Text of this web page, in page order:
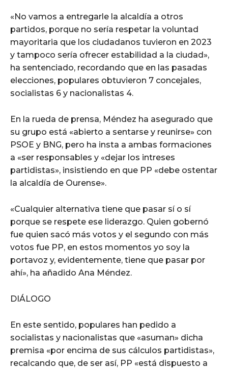
«No vamos a entregarle la alcaldía a otros
partidos, porque no sería respetar la voluntad
mayoritaria que los ciudadanos tuvieron en 2023
y tampoco sería ofrecer estabilidad a la ciudad»,
ha sentenciado, recordando que en las pasadas
elecciones, populares obtuvieron 7 concejales,
socialistas 6 y nacionalistas 4.
En la rueda de prensa, Méndez ha asegurado que
su grupo está «abierto a sentarse y reunirse» con
PSOE y BNG, pero ha insta a ambas formaciones
a «ser responsables y «dejar los intreses
partidistas», insistiendo en que PP «debe ostentar
la alcaldía de Ourense».
«Cualquier alternativa tiene que pasar sí o sí
porque se respete ese liderazgo. Quien gobernó
fue quien sacó más votos y el segundo con más
votos fue PP, en estos momentos yo soy la
portavoz y, evidentemente, tiene que pasar por
ahí», ha añadido Ana Méndez.
DIÁLOGO
En este sentido, populares han pedido a
socialistas y nacionalistas que «asuman» dicha
premisa «por encima de sus cálculos partidistas»,
recalcando que, de ser así, PP «está dispuesto a